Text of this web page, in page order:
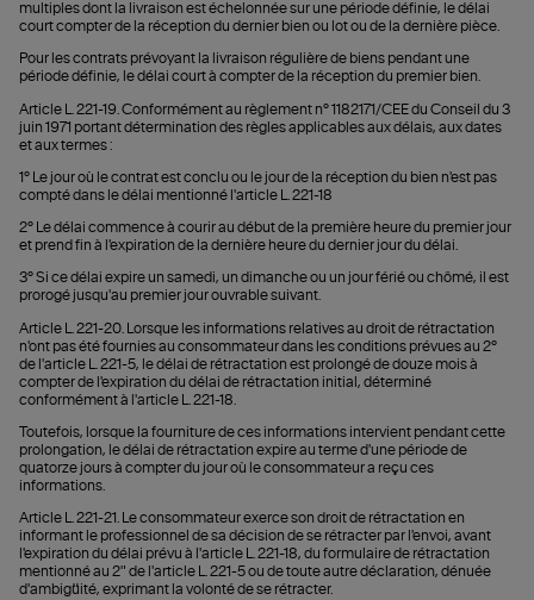
multiples dont la livraison est échelonnée sur une période définie, le délai
court compter de la réception du dernier bien ou lot ou de la dernière pièce.
Pour les contrats prévoyant la livraison régulière de biens pendant une
période définie, le délai court à compter de la réception du premier bien.
Article L. 221-19. Conformément au règlement n° 1182171/CEE du Conseil du 3
juin 1971 portant détermination des règles applicables aux délais, aux dates
et aux termes :
1° Le jour où le contrat est conclu ou le jour de la réception du bien n'est pas
compté dans le délai mentionné l'article L. 221-18
2° Le délai commence à courir au début de la première heure du premier jour
et prend fin à l'expiration de la dernière heure du dernier jour du délai.
3° Si ce délai expire un samedi, un dimanche ou un jour férié ou chômé, il est
prorogé jusqu'au premier jour ouvrable suivant.
Article L. 221-20. Lorsque les informations relatives au droit de rétractation
n'ont pas été fournies au consommateur dans les conditions prévues au 2°
de l'article L. 221-5, le délai de rétractation est prolongé de douze mois à
compter de l'expiration du délai de rétractation initial, déterminé
conformément à l'article L. 221-18.
Toutefois, lorsque la fourniture de ces informations intervient pendant cette
prolongation, le délai de rétractation expire au terme d'une période de
quatorze jours à compter du jour où le consommateur a reçu ces
informations.
Article L. 221-21. Le consommateur exerce son droit de rétractation en
informant le professionnel de sa décision de se rétracter par l'envoi, avant
l'expiration du délai prévu à l'article L. 221-18, du formulaire de rétractation
mentionné au 2" de l'article L. 221-5 ou de toute autre déclaration, dénuée
d'ambigüité, exprimant la volonté de se rétracter.